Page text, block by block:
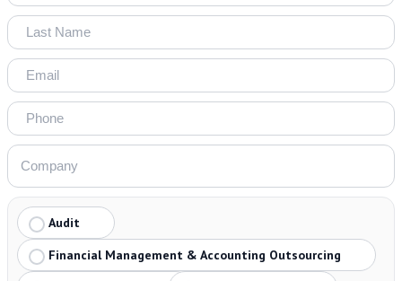
Audit
Financial Management & Accounting Outsourcing